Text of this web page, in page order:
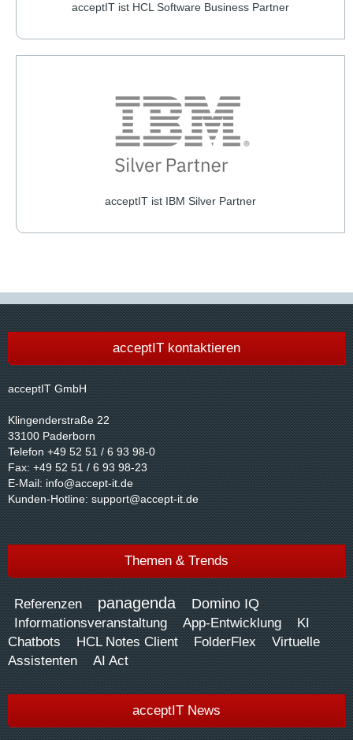
acceptIT ist HCL Software Business Partner
acceptIT ist IBM Silver Partner
acceptIT kontaktieren
acceptIT GmbH
Klingenderstraße 22
33100 Paderborn
Telefon +49 52 51 / 6 93 98-0
Fax: +49 52 51 / 6 93 98-23
E-Mail: info@accept-it.de
Kunden-Hotline: support@accept-it.de
Themen & Trends
Referenzen panagenda Domino IQ
Informationsveranstaltung App-Entwicklung
KI
Chatbots
HCL Notes Client FolderFlex
Virtuelle
Assistenten
AI Act
acceptIT News